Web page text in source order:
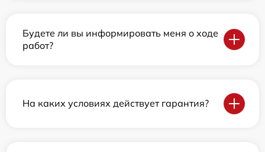
Будете ли вы информировать меня о ходе
работ?
На каких условиях действует гарантия?